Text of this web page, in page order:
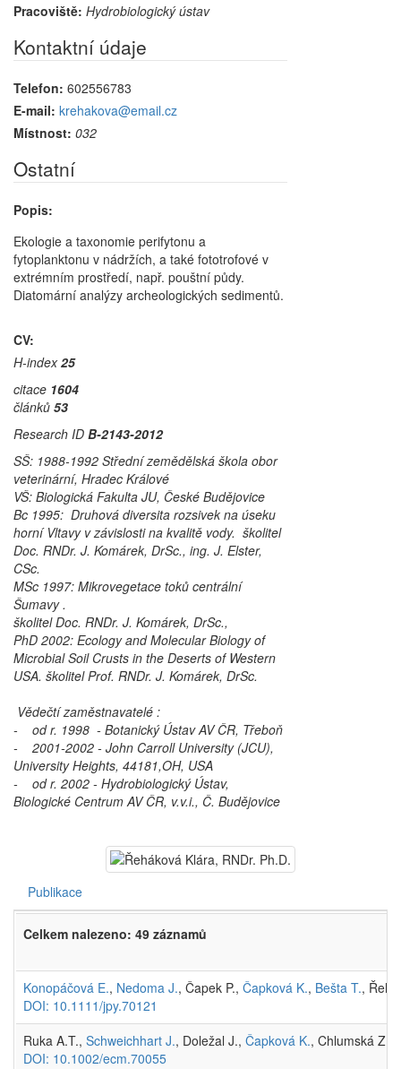
Pracoviště: Hydrobiologický ústav
Kontaktní údaje
Telefon: 602556783
E-mail: krehakova@email.cz
Místnost: 032
Ostatní
Popis:
Ekologie a taxonomie perifytonu a
fytoplanktonu v nádržích, a také fototrofové v
extrémním prostředí, např. pouštní půdy.
Diatomární analýzy archeologických sedimentů.
CV:
H-index25
citace 1604
článků 53
Research ID B-2143-2012
SŠ: 1988-1992 Střední zemědělská škola obor
veterinární, Hradec Králové
VŠ: Biologická Fakulta JU, České Budějovice
Bc 1995: Druhová diversita rozsivek na úseku
horní Vltavy v závislosti na kvalitě vody. školitel
Doc. RNDr. J. Komárek, DrSc., ing. J. Elster,
CSc.
MSc 1997: Mikrovegetace toků centrální
Šumavy .
školitel Doc. RNDr. J. Komárek, DrSc.,
PhD 2002: Ecology and Molecular Biology of
Microbial Soil Crusts in the Deserts of Western
USA. školitel Prof. RNDr. J. Komárek, DrSc.
Vědečtí zaměstnavatelé :
- od r. 1998 - Botanický Ústav AV ČR, Třeboň
- 2001-2002 - John Carroll University (JCU),
University Heights, 44181,OH, USA
- od r. 2002 - Hydrobiologický Ústav,
Biologické Centrum AV ČR, v.v.i., Č. Budějovice
Publikace
Celkem nalezeno: 49 záznamů
Konopáčová E., Nedoma J., Čapek P., Čapková K., Bešta T.,
DOI: 10.1111/jpy.70121
Ruka A.T., Schweichhart J., Doležal J., Čapková K., Chlumská Z.,
DOI: 10.1002/ecm.70055